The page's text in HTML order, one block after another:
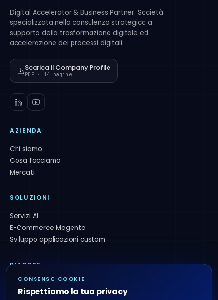
Digital Accelerator & Business Partner. Società
specializzata nella consulenza strategica a
supporto della trasformazione digitale ed
accelerazione dei processi digitali.
Scarica il Company Profile
PDF · 14 pagine
AZIENDA
Chi siamo
Cosa facciamo
Mercati
SOLUZIONI
Servizi AI
E-Commerce Magento
Sviluppo applicazioni custom
RISORSE
Ci hanno scelto
Lavora con noi
CONSENSO COOKIE
Rispettiamo la tua privacy